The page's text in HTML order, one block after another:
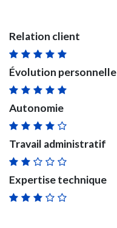
Relation client
Évolution personnelle
Autonomie
Travail administratif
Expertise technique